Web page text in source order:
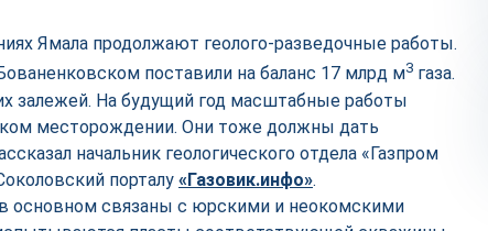
Ямала продолжают геолого-разведочные работы.
поставили на баланс 17 млрд м3 газа.
залежей. На будущий год масштабные работы
месторождении. Они тоже должны дать
начальник геологического отдела «Газпром
порталу «Газовик.инфо».
основном связаны с юрскими и неокомскими